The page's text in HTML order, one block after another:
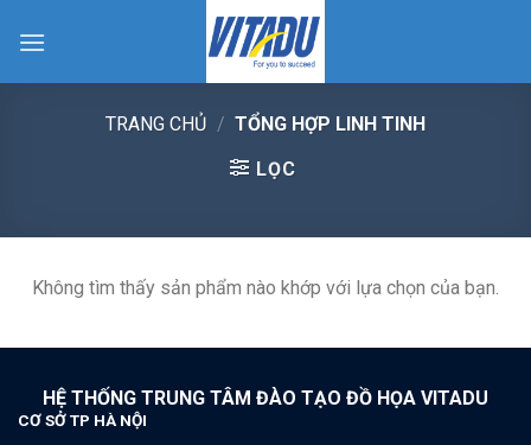
TRANG CHỦ / TỔNG HỢP LINH TINH
LỌC
Không tìm thấy sản phẩm nào khớp với lựa chọn của bạn.
HỆ THỐNG TRUNG TÂM ĐÀO TẠO ĐỒ HỌA VITADU
CƠ SỞ TP HÀ NỘI